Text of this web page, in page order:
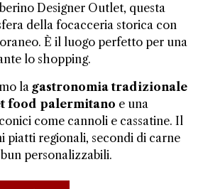
Designer Outlet, questa
della focacceria storica con
È il luogo perfetto per una
lo shopping.
la gastronomia tradizionale
food palermitano e una
come cannoli e cassatine. Il
piatti regionali, secondi di carne
personalizzabili.